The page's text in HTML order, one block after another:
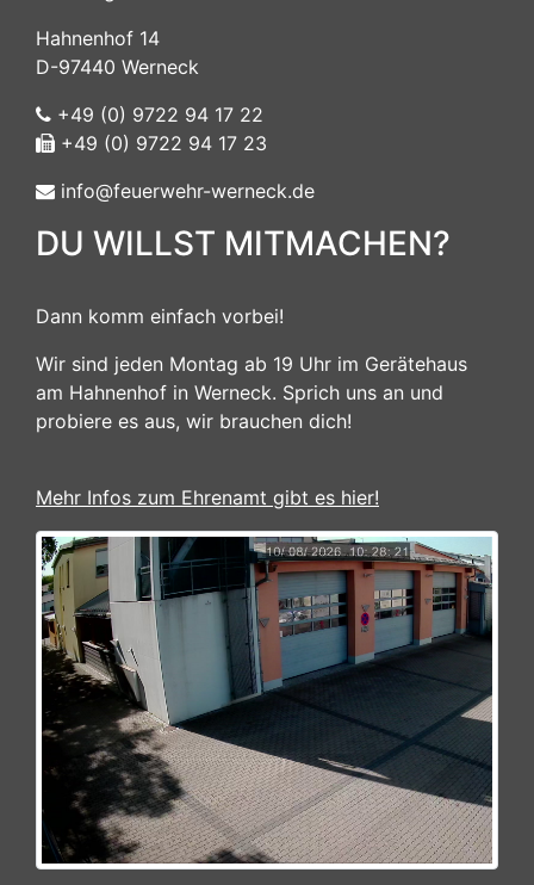
Hahnenhof 14
D-97440 Werneck
+49 (0) 9722 94 17 22
+49 (0) 9722 94 17 23
info@feuerwehr-werneck.de
DU WILLST MITMACHEN?
Dann komm einfach vorbei!
Wir sind jeden Montag ab 19 Uhr im Gerätehaus
am Hahnenhof in Werneck. Sprich uns an und
probiere es aus, wir brauchen dich!
Mehr Infos zum Ehrenamt gibt es hier!